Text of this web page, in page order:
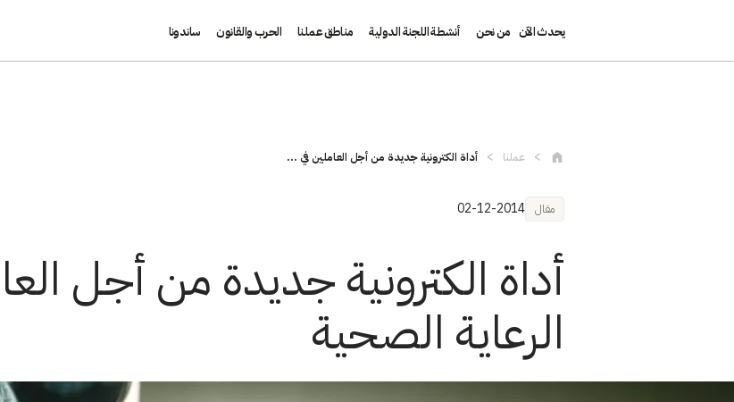
يحدث الآن من نحن أنشطة اللجنة الدولية مناطق عملنا الحرب والقانون ساندونا
عملنا أداة الكترونية جديدة من أجل العاملين في ...
مقال 02-12-2014
أداة الكترونية جديدة من أجل
الرعاية الصحية